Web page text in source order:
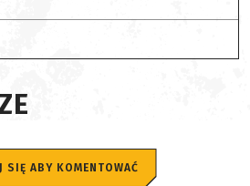
SIĘ ABY KOMENTOWAĆ